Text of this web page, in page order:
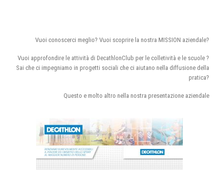
Vuoi conoscerci meglio? Vuoi scoprire la nostra MISSION aziendale?
Vuoi approfondire le attività di DecathlonClub per le colletività e le scuole ?
Sai che ci impegniamo in progetti sociali che ci aiutano nella diffusione della
pratica?
Questo e molto altro nella nostra presentazione aziendale